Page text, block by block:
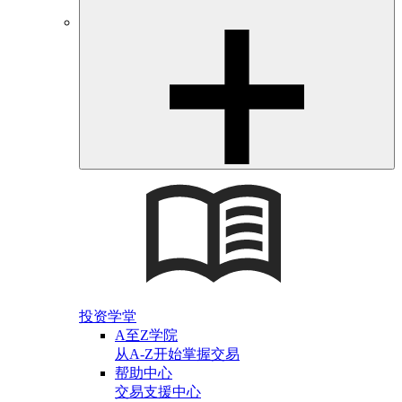
投资学堂
A至Z学院
从A-Z开始掌握交易
帮助中心
交易支援中心